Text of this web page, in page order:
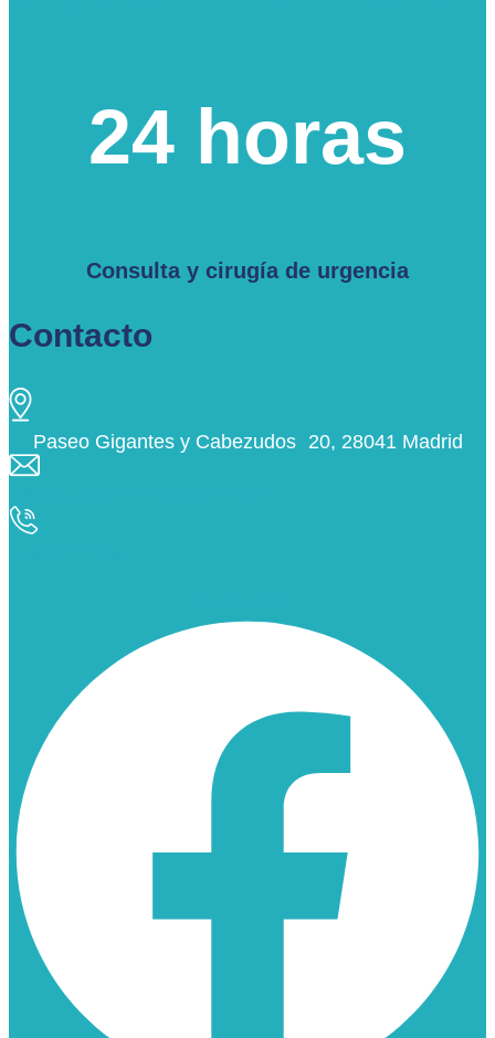
24 horas
Consulta y cirugía de urgencia
Contacto
Paseo Gigantes y Cabezudos 20, 28041 Madrid